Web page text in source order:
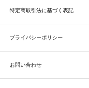
特定商取引法に基づく表記
プライバシーポリシー
お問い合わせ